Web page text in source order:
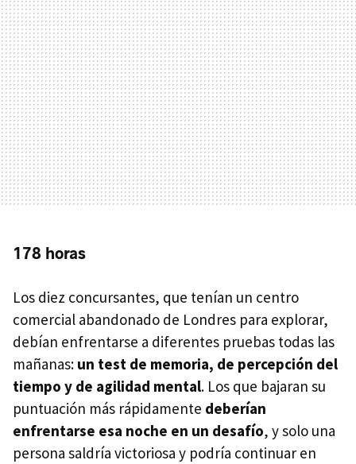
178 horas
Los diez concursantes, que tenían un centro
comercial abandonado de Londres para explorar,
debían enfrentarse a diferentes pruebas todas las
mañanas: un test de memoria, de percepción del
tiempo y de agilidad mental. Los que bajaran su
puntuación más rápidamente deberían
enfrentarse esa noche en un desafío, y solo una
persona saldría victoriosa y podría continuar en